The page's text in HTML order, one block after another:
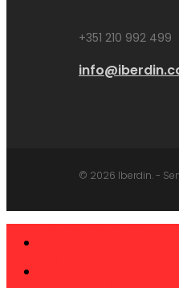
+351 210 992 499
© 2026 Iberdin. -
Menu SOBRE